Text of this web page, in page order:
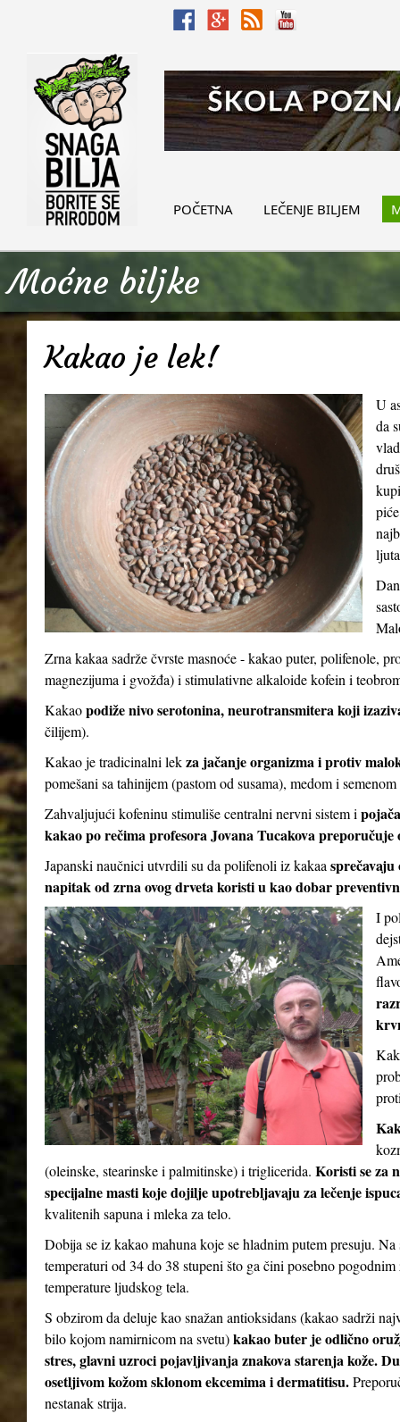
POČETNA LEČENJE BILJEM
Moćne biljke
Kakao je lek!
U
da
Zrna kakaa sadrže čvrste masnoće - kakao puter, polifenole,
magnezijuma i gvožđa) i stimulativne alkaloide kofein i
Kakaopodiže nivo serotonina, neurotransmitera koji
čilijem).
Kakao je tradicinalni lekza jačanje organizma i protiv
pomešani sa tahinijem (pastom od susama), medom i
Zahvaljujući kofeninu stimuliše centralni nervni sistem i
kakao po rečima profesora Jovana Tucakova preporučuje
Japanski naučnici utvrdili su da polifenoli iz kakaa
napitak od zrna ovog drveta koristi u kao dobar
I
(oleinske, stearinske i palmitinske) i triglicerida. Koristi se za
specijalne masti koje dojilje upotrebljavaju za lečenje
kvalitenih sapuna i mleka za telo.
Dobija se iz kakao mahuna koje se hladnim putem presuju.
temperaturi od 34 do 38 stupeni što ga čini posebno
temperature ljudskog tela.
S obzirom da deluje kao snažan antioksidans (kakao sadrži
bilo kojom namirnicom na svetu)kakao buter je odlično
stres, glavni uzroci pojavljivanja znakova starenja kože.
osetljivom kožom sklonom ekcemima i dermatitisu.
nestanak strija.